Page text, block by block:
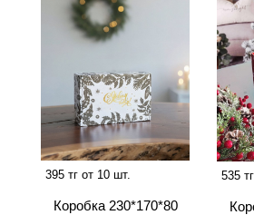
395 тг от 10 шт.
Коробка 230*170*80
535